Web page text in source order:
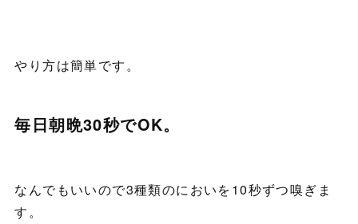
やり方は簡単です。
毎日朝晩30秒でOK。
なんでもいいので3種類のにおいを10秒ずつ嗅ぎま
す。